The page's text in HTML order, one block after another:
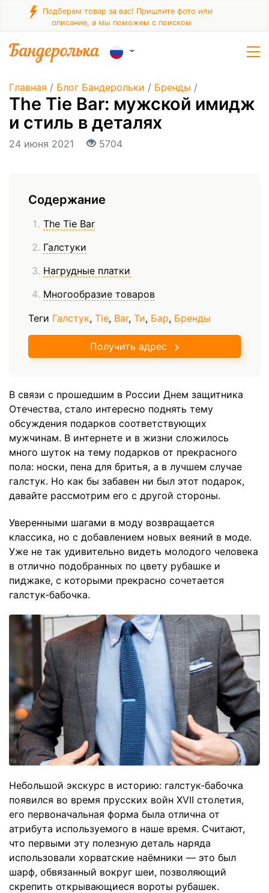
Подберем товар за вас! Пришлите фото или
описание, а мы поможем с поиском
Главная / Блог Бандерольки / Бренды /
The Tie Bar: мужской имидж
и стиль в деталях
24 июня 2021 5704
Содержание
The Tie Bar
Галстуки
Нагрудные платки
Многообразие товаров
Теги Галстук, Tie, Bar, Ти, Бар, Бренды
Получить адрес
В связи с прошедшим в России Днем защитника
Отечества, стало интересно поднять тему
обсуждения подарков соответствующих
мужчинам. В интернете и в жизни сложилось
много шуток на тему подарков от прекрасного
пола: носки, пена для бритья, а в лучшем случае
галстук. Но как бы забавен ни был этот подарок,
давайте рассмотрим его с другой стороны.
Уверенными шагами в моду возвращается
классика, но с добавлением новых веяний в моде.
Уже не так удивительно видеть молодого человека
в отлично подобранных по цвету рубашке и
пиджаке, с которыми прекрасно сочетается
галстук-бабочка.
Небольшой экскурс в историю: галстук-бабочка
появился во время прусских войн XVII столетия,
его первоначальная форма была отлична от
атрибута используемого в наше время. Считают,
что первыми эту полезную деталь наряда
использовали хорватские наёмники — это был
шарф, обвязанный вокруг шеи, позволяющий
скрепить открывающиеся вороты рубашек.